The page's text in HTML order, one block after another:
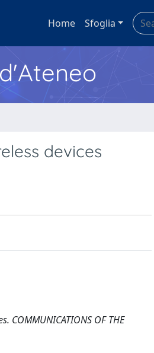
Home Sfoglia
devices
COMMUNICATIONS OF THE